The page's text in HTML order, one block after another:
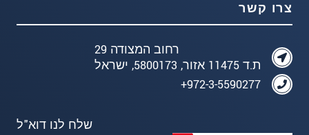
צרו קשר
רחוב המצודה 29
ת.ד 11475 אזור, 5800173, ישראל
972-3-5590277+
שלח לנו דוא"ל